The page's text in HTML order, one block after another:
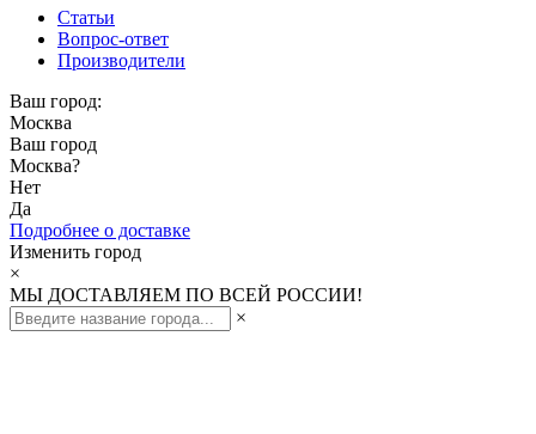
Статьи
Вопрос-ответ
Производители
Ваш город:
Москва
Ваш город
Москва?
Нет
Да
Подробнее о доставке
Изменить город
×
МЫ ДОСТАВЛЯЕМ ПО ВСЕЙ РОССИИ!
×